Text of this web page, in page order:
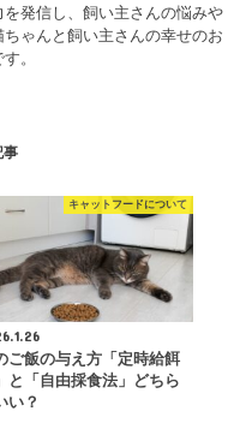
発信し、飼い主さんの悩みや
ゃんと飼い主さんの幸せのお
。
事
キャットフードについて
ご飯の与え方「定時給餌
と「自由採食法」どちら
い？